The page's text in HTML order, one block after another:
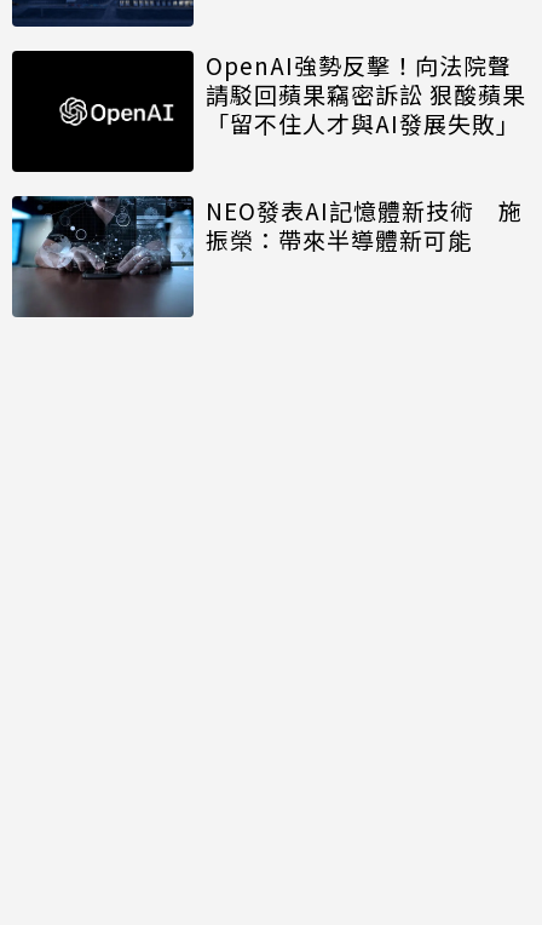
OpenAI強勢反擊！向法院聲
請駁回蘋果竊密訴訟 狠酸蘋果
「留不住人才與AI發展失敗」
NEO發表AI記憶體新技術 施
振榮：帶來半導體新可能